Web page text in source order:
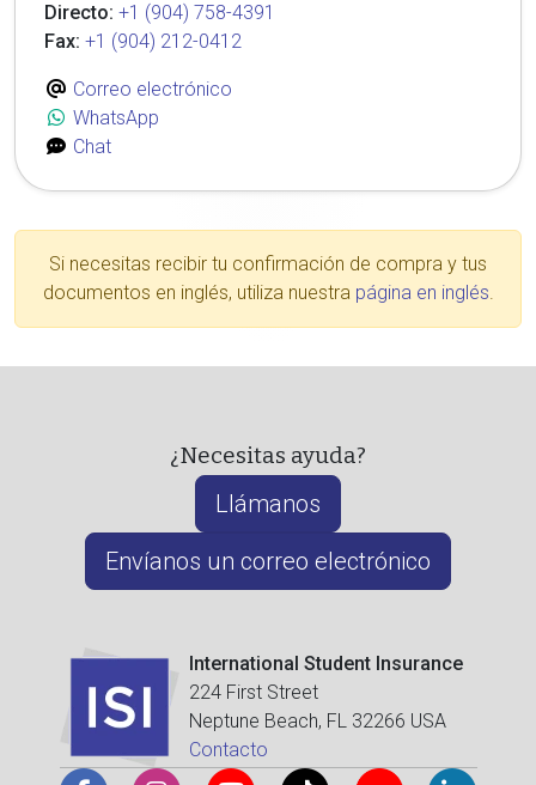
Directo: +1 (904) 758-4391
Fax: +1 (904) 212-0412
Correo electrónico
WhatsApp
Chat
Si necesitas recibir tu confirmación de compra y tus
documentos en inglés, utiliza nuestra página en inglés.
¿Necesitas ayuda?
Llámanos
Envíanos un correo electrónico
International Student Insurance
224 First Street
Neptune Beach, FL 32266 USA
Contacto